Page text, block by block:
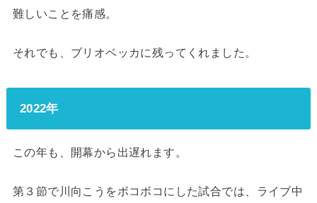
難しいことを痛感。
それでも、ブリオベッカに残ってくれました。
2022年
この年も、開幕から出遅れます。
第３節で川向こうをボコボコにした試合では、ライブ中